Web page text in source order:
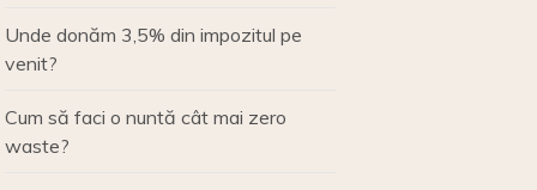
Unde donăm 3,5% din impozitul pe
venit?
Cum să faci o nuntă cât mai zero
waste?